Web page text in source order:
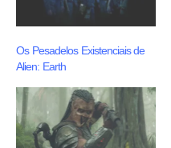
Os Pesadelos Existenciais de
Alien: Earth